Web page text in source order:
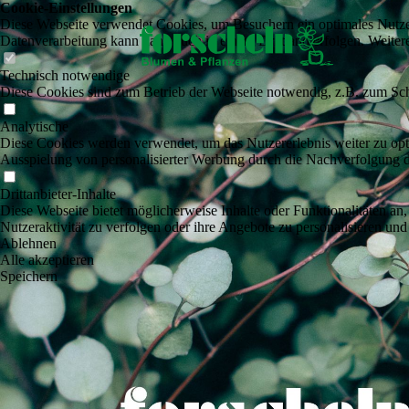
Cookie-Einstellungen
Diese Webseite verwendet Cookies, um Besuchern ein optimales
Datenverarbeitung kann dann auch in einem Drittland erfolgen.
Technisch notwendige
Diese Cookies sind zum Betrieb der Webseite notwendig, z.B. zum
Analytische
Diese Cookies werden verwendet, um das Nutzererlebnis weiter zu
Ausspielung von personalisierter Werbung durch die Nachverfolgung
Drittanbieter-Inhalte
Diese Webseite bietet möglicherweise Inhalte oder Funktionalitäten
Nutzeraktivität zu verfolgen oder ihre Angebote zu personalisieren
Ablehnen
Alle akzeptieren
Speichern